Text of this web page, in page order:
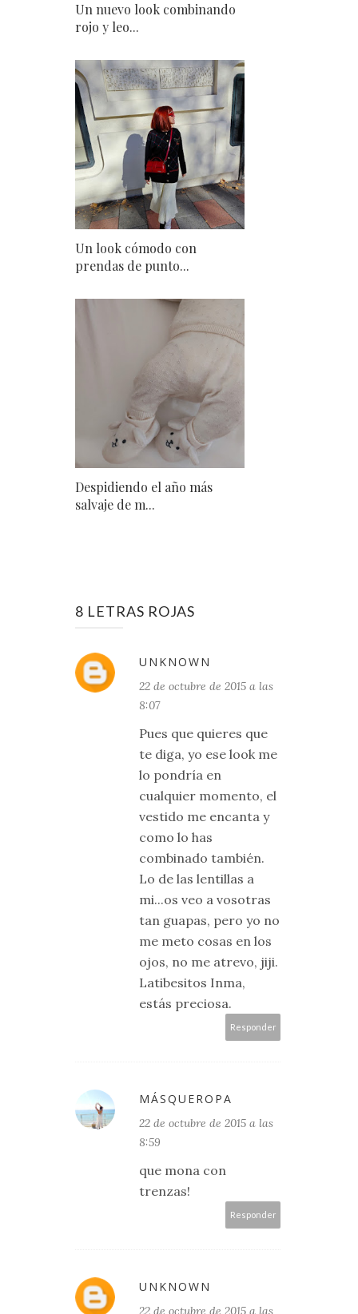
Un nuevo look combinando
rojo y leo...
Un look cómodo con
prendas de punto...
Despidiendo el año más
salvaje de m...
8 LETRAS ROJAS
UNKNOWN
22 de octubre de 2015 a las
8:07
Pues que quieres que
te diga, yo ese look me
lo pondría en
cualquier momento, el
vestido me encanta y
como lo has
combinado también.
Lo de las lentillas a
mi...os veo a vosotras
tan guapas, pero yo no
me meto cosas en los
ojos, no me atrevo, jiji.
Latibesitos Inma,
estás preciosa.
Responder
MÁSQUEROPA
22 de octubre de 2015 a las
8:59
que mona con
trenzas!
Responder
UNKNOWN